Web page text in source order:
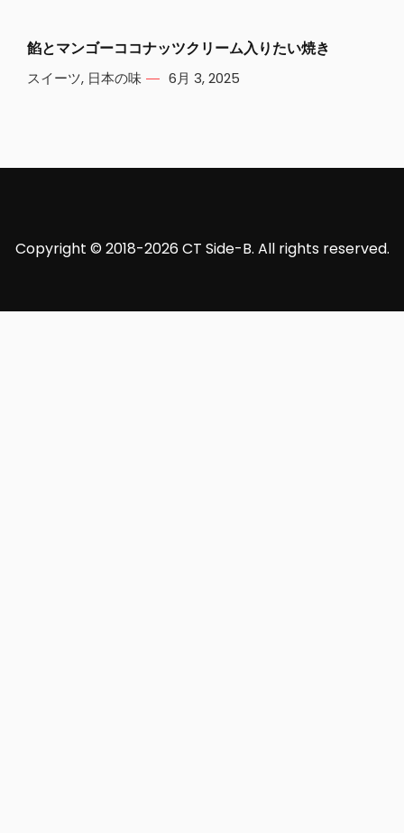
餡とマンゴーココナッツクリーム入りたい焼き
スイーツ, 日本の味 6月 3, 2025
Copyright © 2018-2026 CT Side-B. All rights reserved.